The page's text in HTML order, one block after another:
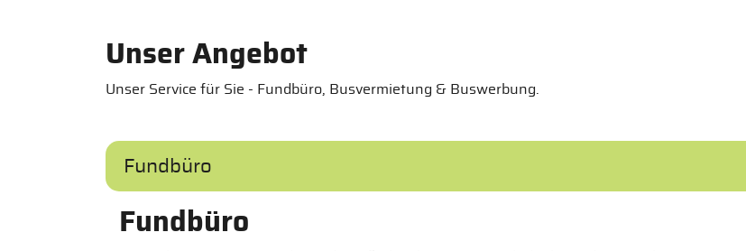
Unser Angebot
Unser Service für Sie - Fundbüro, Busvermietung & Buswerbung.
Fundbüro
Fundbüro